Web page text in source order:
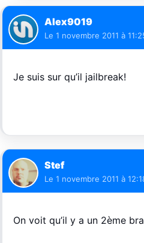
Alex9019
Le 1 novembre 2011 à
Je suis sur qu’il jailbreak!
Stef
Le 1 novembre 2011 à
On voit qu’il y a un 2ème